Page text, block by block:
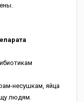
несушкам, яйца
людям.